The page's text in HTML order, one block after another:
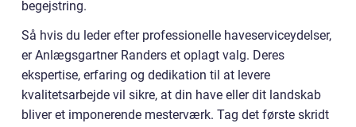
begejstring.
Så hvis du leder efter professionelle haveserviceydelser,
er Anlægsgartner Randers et oplagt valg. Deres
ekspertise, erfaring og dedikation til at levere
kvalitetsarbejde vil sikre, at din have eller dit landskab
bliver et imponerende mesterværk. Tag det første skridt